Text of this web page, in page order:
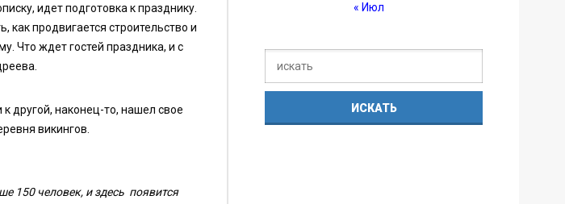
идет подготовка к празднику.
как продвигается строительство и
Что ждет гостей праздника, и с
другой, наконец-то, нашел свое
викингов.
150 человек, и здесь появится
« Июл